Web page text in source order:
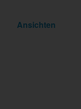
Ansichten